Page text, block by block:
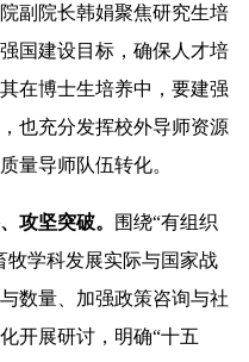
副院长韩娟聚焦研究生培
国建设目标，确保人才培
在博士生培养中，要建强
也充分发挥校外导师资源
量导师队伍转化。
攻坚突破。
围绕“有组织
牧学科发展实际与国家战
数量、加强政策咨询与社
开展研讨，明确“十五